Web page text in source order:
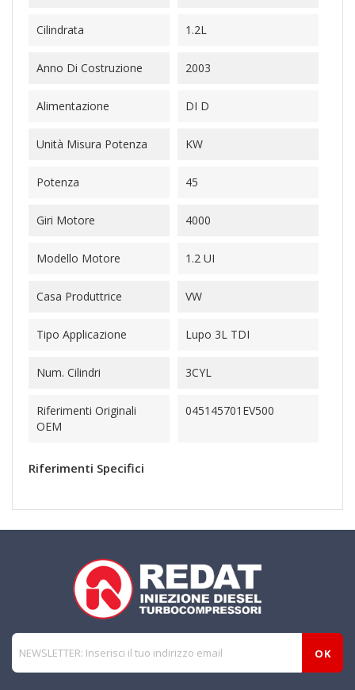
Cilindrata 1.2L
Anno Di Costruzione 2003
Alimentazione DI D
Unità Misura Potenza KW
Potenza 45
Giri Motore 4000
Modello Motore 1.2 UI
Casa Produttrice VW
Tipo Applicazione Lupo 3L TDI
Num. Cilindri 3CYL
Riferimenti Originali
OEM
045145701EV500
Riferimenti Specifici